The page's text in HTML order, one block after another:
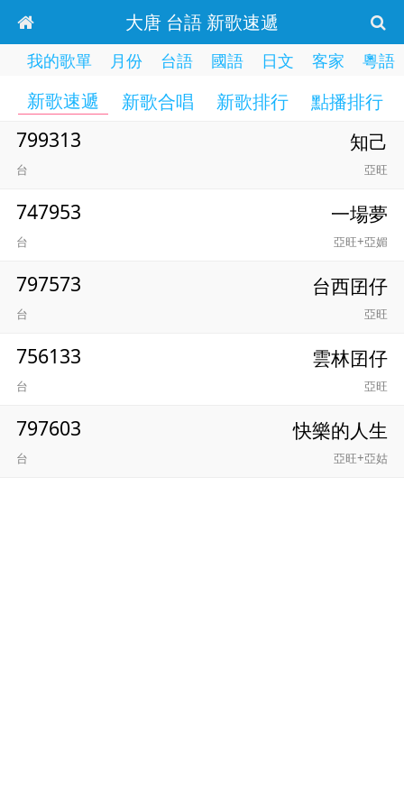
大唐 台語 新歌速遞
我的歌單 月份 台語 國語 日文 客家 粵語
新歌速遞 新歌合唱 新歌排行 點播排行
799313 知己
台 亞旺
747953 一場夢
台 亞旺+亞媚
797573 台西囝仔
台 亞旺
756133 雲林囝仔
台 亞旺
797603 快樂的人生
台 亞旺+亞姑